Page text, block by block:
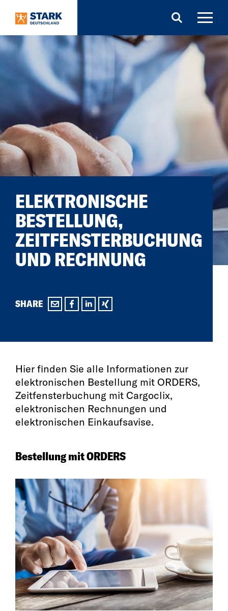
Search
ELEKTRONISCHE
BESTELLUNG,
ZEITFENSTERBUCHUNG
UND RECHNUNG
SHARE
Hier finden Sie alle Informationen zur
elektronischen Bestellung mit ORDERS,
Zeitfensterbuchung mit Cargoclix,
elektronischen Rechnungen und
elektronischen Einkaufsavise.
Bestellung mit ORDERS